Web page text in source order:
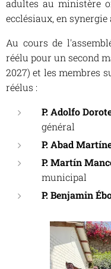
adultes au ministère
ecclésiaux, en
Au cours de
réélu pour un second
2027) et les membres
réélus :
P. Adolfo
général
P. Abad
P. Martín
municipal
P. Benjamin